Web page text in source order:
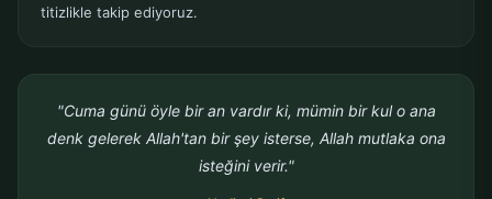
titizlikle takip ediyoruz.
"Cuma günü öyle bir an vardır ki, mümin bir kul o ana
denk gelerek Allah'tan bir şey isterse, Allah mutlaka ona
isteğini verir."